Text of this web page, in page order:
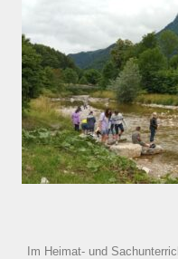
Im Heimat- und